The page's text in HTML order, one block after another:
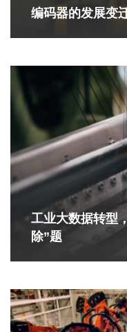
编码器的发展变
工业大数据转型
除”题